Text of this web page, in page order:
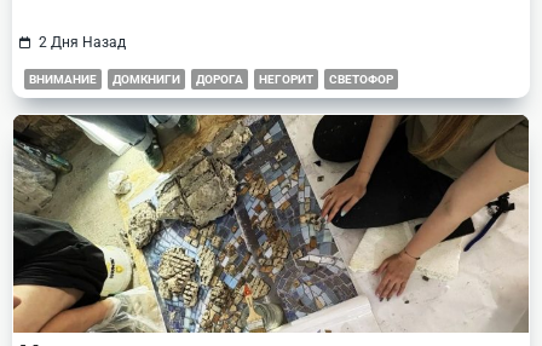
2 Дня Назад
ВНИМАНИЕ ДОМКНИГИ ДОРОГА НЕГОРИТ СВЕТОФОР